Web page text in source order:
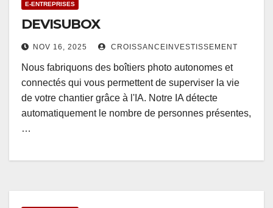
E-ENTREPRISES
DEVISUBOX
NOV 16, 2025 CROISSANCEINVESTISSEMENT
Nous fabriquons des boîtiers photo autonomes et
connectés qui vous permettent de superviser la vie
de votre chantier grâce à l'IA. Notre IA détecte
automatiquement le nombre de personnes présentes,
…